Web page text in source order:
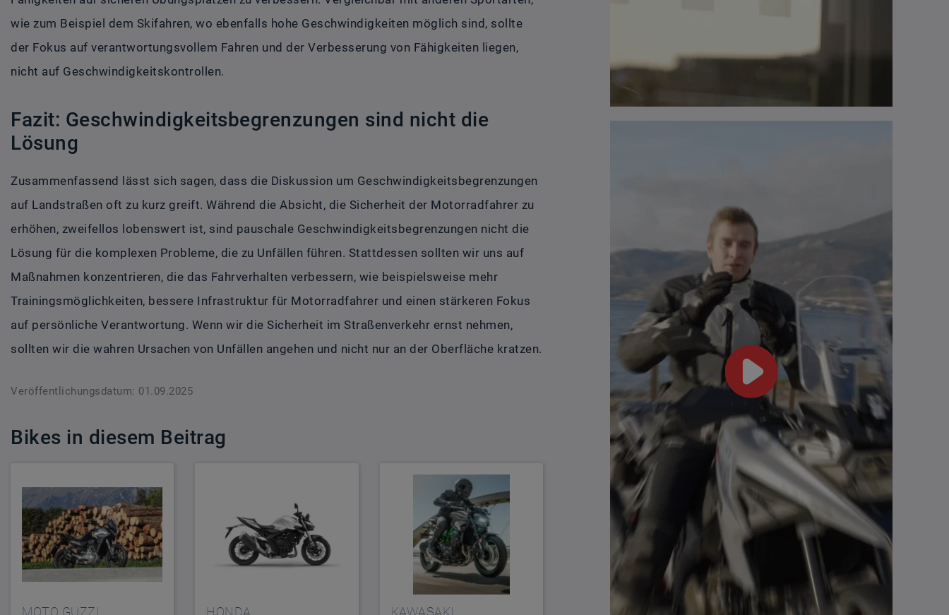
wie zum Beispiel dem Skifahren, wo ebenfalls hohe Geschwindigkeiten möglich sind, sollte
der Fokus auf verantwortungsvollem Fahren und der Verbesserung von Fähigkeiten liegen,
nicht auf Geschwindigkeitskontrollen.
Fazit: Geschwindigkeitsbegrenzungen sind nicht die
Lösung
Zusammenfassend lässt sich sagen, dass die Diskussion um Geschwindigkeitsbegrenzungen
auf Landstraßen oft zu kurz greift. Während die Absicht, die Sicherheit der Motorradfahrer zu
erhöhen, zweifellos lobenswert ist, sind pauschale Geschwindigkeitsbegrenzungen nicht die
Lösung für die komplexen Probleme, die zu Unfällen führen. Stattdessen sollten wir uns auf
Maßnahmen konzentrieren, die das Fahrverhalten verbessern, wie beispielsweise mehr
Trainingsmöglichkeiten, bessere Infrastruktur für Motorradfahrer und einen stärkeren Fokus
auf persönliche Verantwortung. Wenn wir die Sicherheit im Straßenverkehr ernst nehmen,
sollten wir die wahren Ursachen von Unfällen angehen und nicht nur an der Oberfläche kratzen.
Veröffentlichungsdatum: 01.09.2025
Bikes in diesem Beitrag
MOTO GUZZI HONDA KAWASAKI